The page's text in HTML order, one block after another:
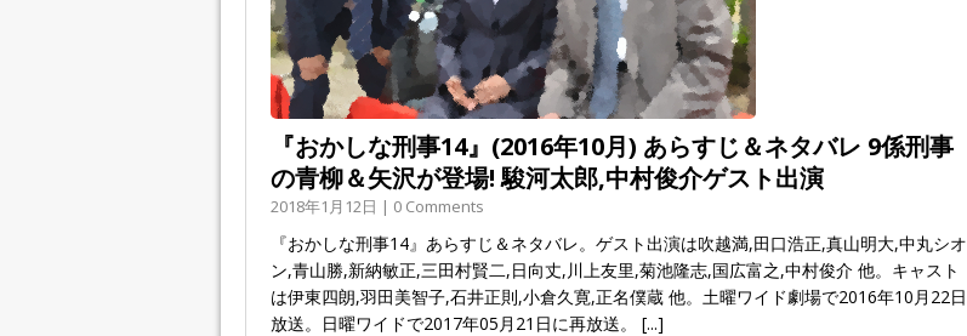
『おかしな刑事14』(2016年10月) あらすじ＆ネタバレ 9係刑事
の青柳＆矢沢が登場! 駿河太郎,中村俊介ゲスト出演
2018年1月12日 | 0 Comments
『おかしな刑事14』あらすじ＆ネタバレ。ゲスト出演は吹越満,田口浩正,真山明大,中丸シオ
ン,青山勝,新納敏正,三田村賢二,日向丈,川上友里,菊池隆志,国広富之,中村俊介 他。キャスト
は伊東四朗,羽田美智子,石井正則,小倉久寛,正名僕蔵 他。土曜ワイド劇場で2016年10月22日
放送。日曜ワイドで2017年05月21日に再放送。 [...]